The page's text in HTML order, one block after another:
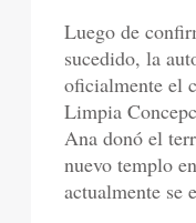
Luego de
sucedido, la
oficialmente el
Limpia
Ana donó el
nuevo templo
actualmente se